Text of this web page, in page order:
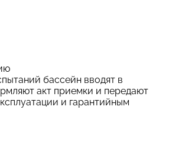
бассейн вводят в
акт приемки и передают
и гарантийным